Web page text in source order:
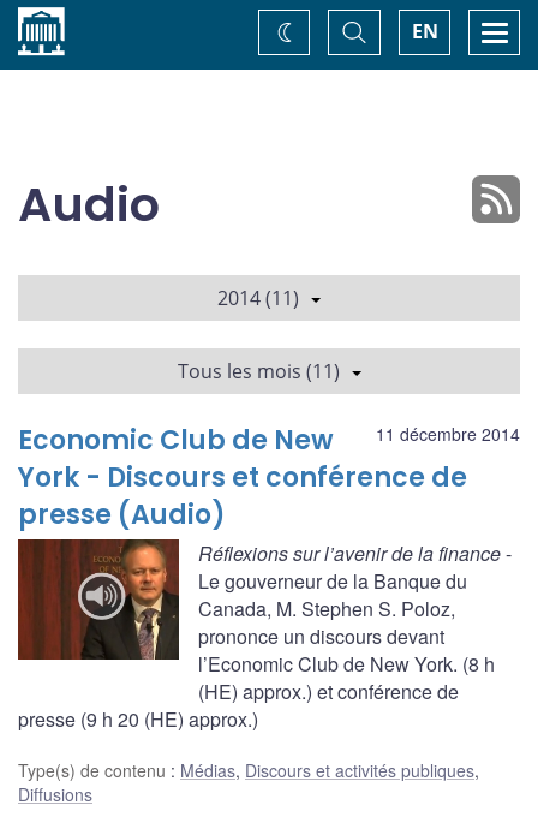
Accueil EN
Basculer
la
recherche
Changez
de
Audio
2014 (11)
Tous les mois (11)
11 décembre 2014
Economic Club de New
York - Discours et conférence de
presse (Audio)
Réflexions sur l’avenir de la finance-
Le gouverneur de la Banque du
Canada, M. Stephen S. Poloz,
prononce un discours devant
l’Economic Club de New York. (8 h
(HE) approx.) et conférence de
presse (9 h 20 (HE) approx.)
Type(s) de contenu : Médias, Discours et activités publiques,
Diffusions